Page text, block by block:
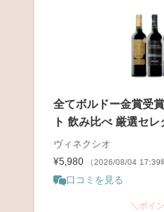
全てボルドー金賞受
ト 飲み比べ 厳選セ
ヴィネクシオ
¥5,980
（2026/08/04 17:39
口コミを見る
＼ポイ